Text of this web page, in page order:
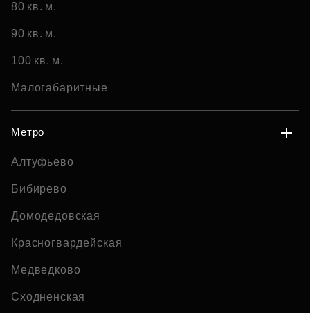
80 кв. м.
90 кв. м.
100 кв. м.
Малогабаритные
Метро
Алтуфьево
Бибирево
Домодедовская
Красногвардейская
Медведково
Сходненская